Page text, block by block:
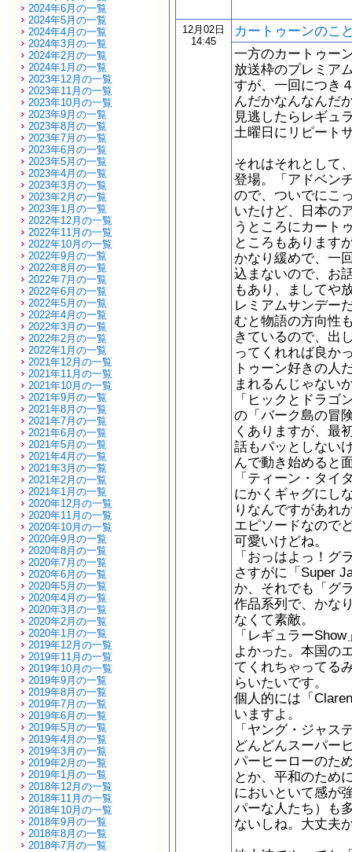
2024年6月の一覧
2024年5月の一覧
2024年4月の一覧
2024年3月の一覧
2024年2月の一覧
2024年1月の一覧
2023年12月の一覧
2023年11月の一覧
2023年10月の一覧
2023年9月の一覧
2023年8月の一覧
2023年7月の一覧
2023年6月の一覧
2023年5月の一覧
2023年4月の一覧
2023年3月の一覧
2023年2月の一覧
2023年1月の一覧
2022年12月の一覧
2022年11月の一覧
2022年10月の一覧
2022年9月の一覧
2022年8月の一覧
2022年7月の一覧
2022年6月の一覧
2022年5月の一覧
2022年4月の一覧
2022年3月の一覧
2022年2月の一覧
2022年1月の一覧
2021年12月の一覧
2021年11月の一覧
2021年10月の一覧
2021年9月の一覧
2021年8月の一覧
2021年7月の一覧
2021年6月の一覧
2021年5月の一覧
2021年4月の一覧
2021年3月の一覧
2021年2月の一覧
2021年1月の一覧
2020年12月の一覧
2020年11月の一覧
2020年10月の一覧
2020年9月の一覧
2020年8月の一覧
2020年7月の一覧
2020年6月の一覧
2020年5月の一覧
2020年4月の一覧
2020年3月の一覧
2020年2月の一覧
2020年1月の一覧
2019年12月の一覧
2019年11月の一覧
2019年10月の一覧
2019年9月の一覧
2019年8月の一覧
2019年7月の一覧
2019年6月の一覧
2019年5月の一覧
2019年4月の一覧
2019年3月の一覧
2019年2月の一覧
2019年1月の一覧
2018年12月の一覧
2018年11月の一覧
2018年10月の一覧
2018年9月の一覧
2018年8月の一覧
2018年7月の一覧
12月02日
14:45
カートゥーンのこ
一方のカートゥー
放送枠のプレミア
すが、一回につき
んだかなんなんだ
見逃したらレギュ
土曜日にリピート
それはそれとして
登場。「アドベン
ので、ついでにこ
いたけど、日本の
うところにカート
ところもあります
かなり緩めで、一
込まないので、お
もあり、ましてや
レミアムサンデー
むと物語の方向性
きているので、出
ってくれれば良か
トゥーン好きの人
まれるんじゃない
「ヒックとドラ
の「バーク島の冒
くありますが、最
話もパッとしない
んで動き始めると
「ティーン・タイ
にかくギャグにし
りなんですがあれ
エピソードなので
可愛いけどね。
「おっはよっ！グ
さすがに「Super
か、それでも「グ
作品系列で、かな
なくて素敵。
「レギュラー
よかった。本国の
てくれちゃってる
らいたいです。
個人的には「
いますよ。
「ヤング・ジャス
どんどんスーパー
パーヒーローのた
とか、平和のため
においといて感が
パーな人たち）も
ないしね。大丈夫